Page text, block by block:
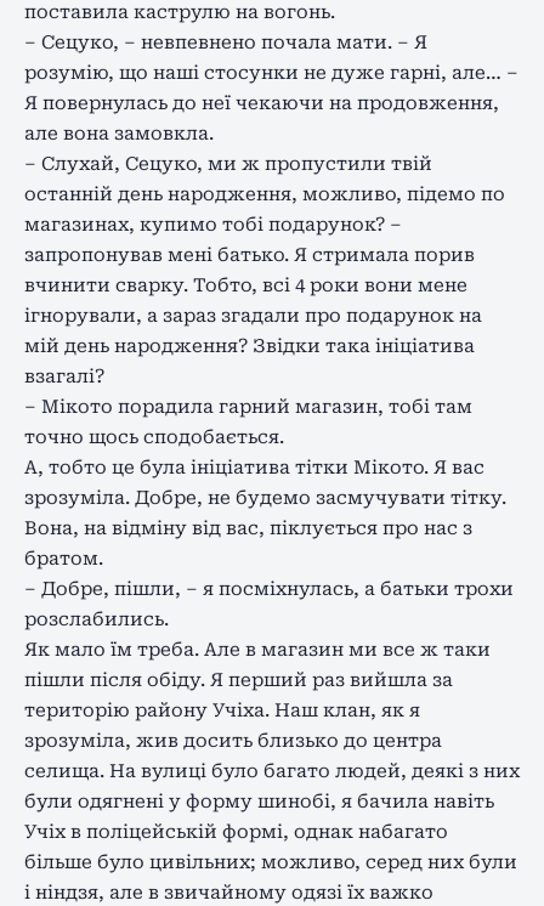
поставила каструлю на вогонь.
– Сецуко, – невпевнено почала мати. – Я
розумію, що наші стосунки не дуже гарні, але… –
Я повернулась до неї чекаючи на продовження,
але вона замовкла.
– Слухай, Сецуко, ми ж пропустили твій
останній день народження, можливо, підемо по
магазинах, купимо тобі подарунок? –
запропонував мені батько. Я стримала порив
вчинити сварку. Тобто, всі 4 роки вони мене
ігнорували, а зараз згадали про подарунок на
мій день народження? Звідки така ініціатива
взагалі?
– Мікото порадила гарний магазин, тобі там
точно щось сподобається.
А, тобто це була ініціатива тітки Мікото. Я вас
зрозуміла. Добре, не будемо засмучувати тітку.
Вона, на відміну від вас, піклується про нас з
братом.
– Добре, пішли, – я посміхнулась, а батьки трохи
розслабились.
Як мало їм треба. Але в магазин ми все ж таки
пішли після обіду. Я перший раз вийшла за
територію району Учіха. Наш клан, як я
зрозуміла, жив досить близько до центра
селища. На вулиці було багато людей, деякі з них
були одягнені у форму шинобі, я бачила навіть
Учіх в поліцейській формі, однак набагато
більше було цивільних; можливо, серед них були
і ніндзя, але в звичайному одязі їх важко